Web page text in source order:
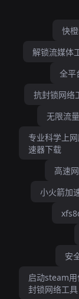
快
解锁流媒体
全平
抗封锁网
无限流
专业科学上
速器下载
高速
小火箭加
安
启动steam
封锁网络工具